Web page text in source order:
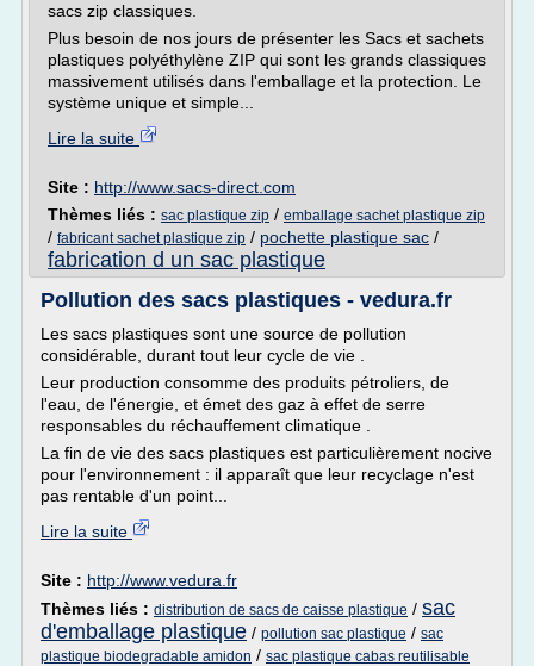
sacs zip classiques.
Plus besoin de nos jours de présenter les Sacs et sachets
plastiques polyéthylène ZIP qui sont les grands classiques
massivement utilisés dans l'emballage et la protection. Le
système unique et simple...
Lire la suite
Site : http://www.sacs-direct.com
Thèmes liés : sac plastique zip / emballage sachet plastique zip
/ fabricant sachet plastique zip / pochette plastique sac /
fabrication d un sac plastique
Pollution des sacs plastiques - vedura.fr
Les sacs plastiques sont une source de pollution
considérable, durant tout leur cycle de vie .
Leur production consomme des produits pétroliers, de
l'eau, de l'énergie, et émet des gaz à effet de serre
responsables du réchauffement climatique .
La fin de vie des sacs plastiques est particulièrement nocive
pour l'environnement : il apparaît que leur recyclage n'est
pas rentable d'un point...
Lire la suite
Site : http://www.vedura.fr
Thèmes liés : distribution de sacs de caisse plastique / sac
d'emballage plastique / pollution sac plastique / sac
plastique biodegradable amidon / sac plastique cabas reutilisable